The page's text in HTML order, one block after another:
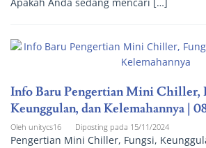
Info Baru Pengertian Mini Chiller,
Keunggulan, dan Kelemahannya |
Oleh unitycs16 Diposting pada 15/11/2024
Pengertian Mini Chiller, Fungsi,